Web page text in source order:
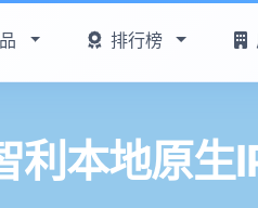
排行榜
利本地原生